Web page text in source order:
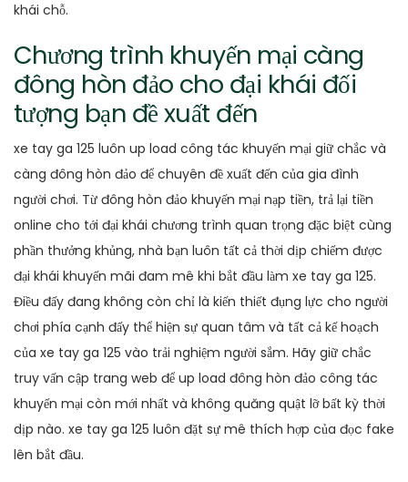
khái chỗ.
Chương trình khuyến mại càng
đông hòn đảo cho đại khái đối
tượng bạn đề xuất đến
xe tay ga 125 luôn up load công tác khuyến mại giữ chắc và
càng đông hòn đảo để chuyên đề xuất đến của gia đình
người chơi. Từ đông hòn đảo khuyến mại nạp tiền, trả lại tiền
online cho tới đại khái chương trình quan trọng đặc biệt cùng
phần thưởng khủng, nhà bạn luôn tất cả thời dịp chiếm được
đại khái khuyến mãi đam mê khi bắt đầu làm xe tay ga 125.
Điều đấy đang không còn chỉ là kiến thiết đụng lực cho người
chơi phía cạnh đấy thể hiện sự quan tâm và tất cả kế hoạch
của xe tay ga 125 vào trải nghiệm người sắm. Hãy giữ chắc
truy vấn cập trang web để up load đông hòn đảo công tác
khuyến mại còn mới nhất và không quăng quật lỡ bất kỳ thời
dịp nào. xe tay ga 125 luôn đặt sự mê thích hợp của đọc fake
lên bắt đầu.